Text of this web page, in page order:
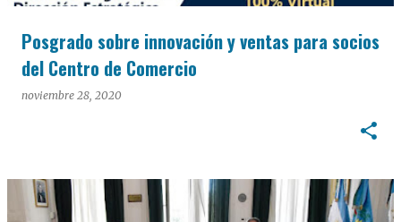
Posgrado sobre innovación y ventas para socios
del Centro de Comercio
noviembre 28, 2020